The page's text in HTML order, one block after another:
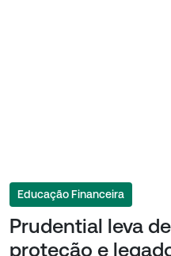
Educação Financeira
Prudential leva
proteção e